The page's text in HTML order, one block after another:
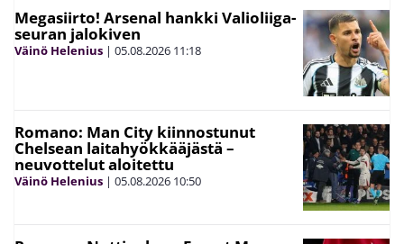
Megasiirto! Arsenal hankki Valioliiga-
seuran jalokiven
Väinö Helenius | 05.08.2026 11:18
Romano: Man City kiinnostunut
Chelsean laitahyökkääjästä –
neuvottelut aloitettu
Väinö Helenius | 05.08.2026 10:50